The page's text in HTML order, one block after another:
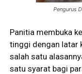
Pengurus
Panitia membuka
tinggi dengan latar
salah satu
satu syarat bagi